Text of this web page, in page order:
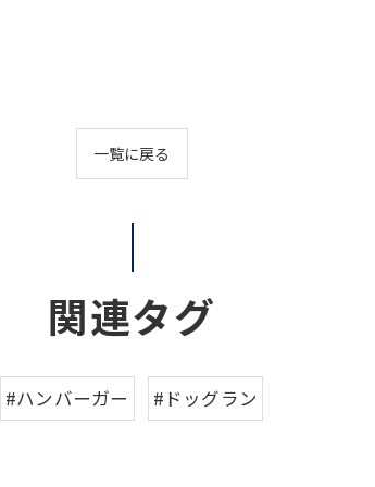
一覧に戻る
関連タグ
#ハンバーガー #ドッグラン